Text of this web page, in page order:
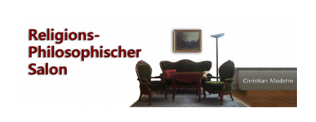
Zum
Inhalt
springen